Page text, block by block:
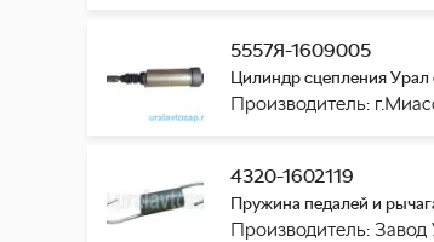
5557Я-1609005
Цилиндр сцепления Урал
Производитель:
4320-1602119
Пружина педалей и
Производитель: